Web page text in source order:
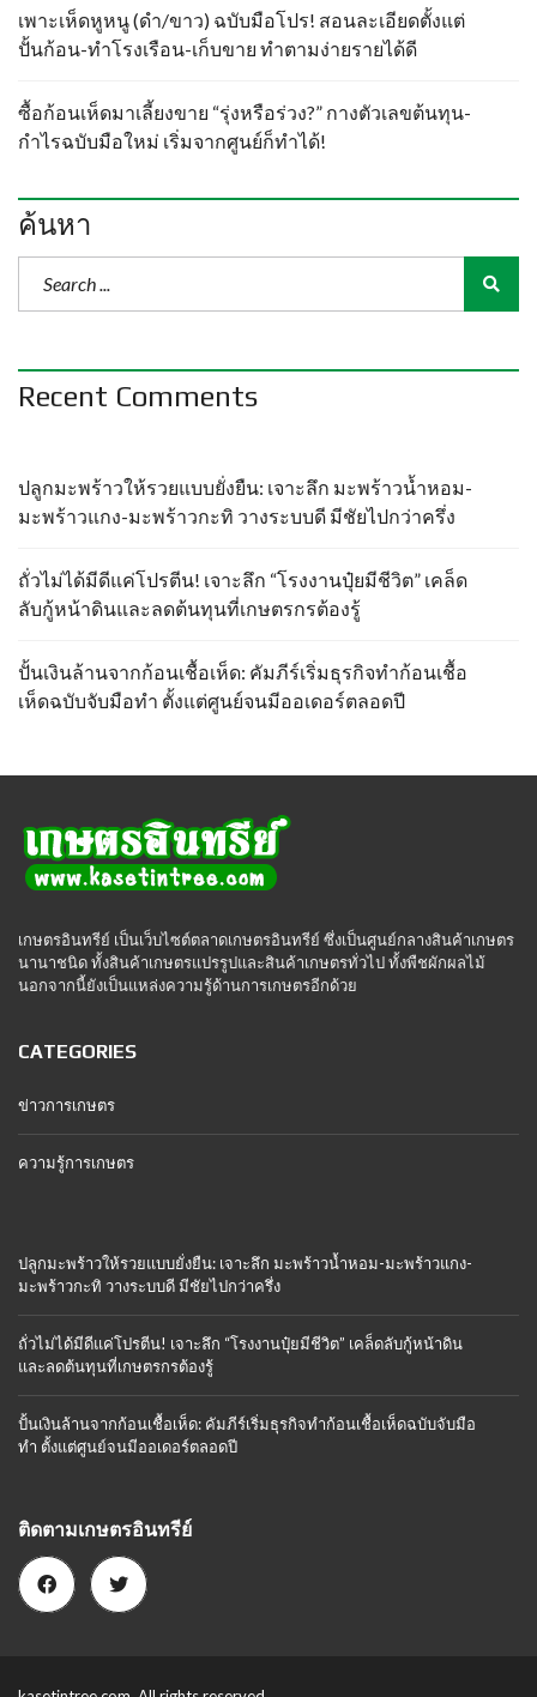
เพาะเห็ดหูหนู (ดำ/ขาว) ฉบับมือโปร! สอนละเอียดตั้งแต่
ปั้นก้อน-ทำโรงเรือน-เก็บขาย ทำตามง่ายรายได้ดี
ซื้อก้อนเห็ดมาเลี้ยงขาย “รุ่งหรือร่วง?” กางตัวเลขต้นทุน-
กำไรฉบับมือใหม่ เริ่มจากศูนย์ก็ทำได้!
ค้นหา
Recent Comments
ปลูกมะพร้าวให้รวยแบบยั่งยืน: เจาะลึก มะพร้าวน้ำหอม-
มะพร้าวแกง-มะพร้าวกะทิ วางระบบดี มีชัยไปกว่าครึ่ง
ถั่วไม่ได้มีดีแค่โปรตีน! เจาะลึก “โรงงานปุ๋ยมีชีวิต” เคล็ด
ลับกู้หน้าดินและลดต้นทุนที่เกษตรกรต้องรู้
ปั้นเงินล้านจากก้อนเชื้อเห็ด: คัมภีร์เริ่มธุรกิจทำก้อนเชื้อ
เห็ดฉบับจับมือทำ ตั้งแต่ศูนย์จนมีออเดอร์ตลอดปี
เกษตรอินทรีย์ เป็นเว็บไซต์ตลาดเกษตรอินทรีย์ ซึ่งเป็นศูนย์กลางสินค้าเกษตร
นานาชนิด ทั้งสินค้าเกษตรแปรรูปและสินค้าเกษตรทั่วไป ทั้งพืชผักผลไม้
นอกจากนี้ยังเป็นแหล่งความรู้ด้านการเกษตรอีกด้วย
CATEGORIES
ข่าวการเกษตร
ความรู้การเกษตร
ปลูกมะพร้าวให้รวยแบบยั่งยืน: เจาะลึก มะพร้าวน้ำหอม-มะพร้าวแกง-
มะพร้าวกะทิ วางระบบดี มีชัยไปกว่าครึ่ง
ถั่วไม่ได้มีดีแค่โปรตีน! เจาะลึก “โรงงานปุ๋ยมีชีวิต” เคล็ดลับกู้หน้าดิน
และลดต้นทุนที่เกษตรกรต้องรู้
ปั้นเงินล้านจากก้อนเชื้อเห็ด: คัมภีร์เริ่มธุรกิจทำก้อนเชื้อเห็ดฉบับจับมือ
ทำ ตั้งแต่ศูนย์จนมีออเดอร์ตลอดปี
ติดตามเกษตรอินทรีย์